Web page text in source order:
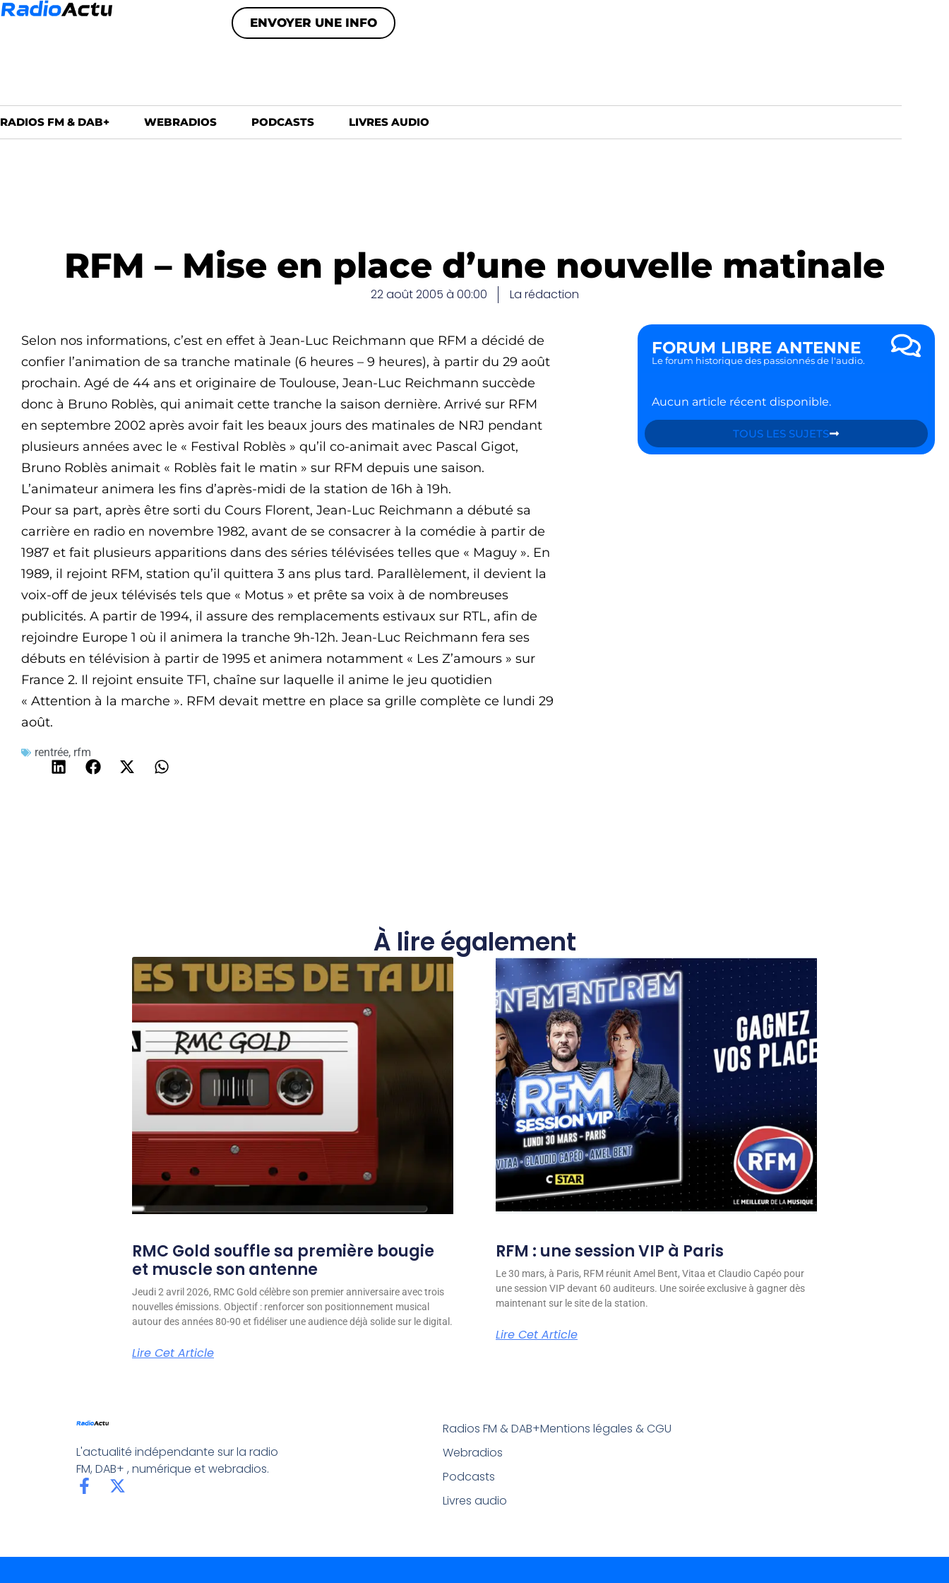
ENVOYER UNE INFO
RADIOS FM & DAB+ WEBRADIOS PODCASTS LIVRES AUDIO
RFM – Mise en place d’une nouvelle matinale
22 août 2005 à 00:00 La rédaction
Selon nos informations, c’est en effet à Jean-Luc Reichmann que RFM a décidé de
confier l’animation de sa tranche matinale (6 heures – 9 heures), à partir du 29 août
prochain. Agé de 44 ans et originaire de Toulouse, Jean-Luc Reichmann succède
donc à Bruno Roblès, qui animait cette tranche la saison dernière. Arrivé sur RFM
en septembre 2002 après avoir fait les beaux jours des matinales de NRJ pendant
plusieurs années avec le « Festival Roblès » qu’il co-animait avec Pascal Gigot,
Bruno Roblès animait « Roblès fait le matin » sur RFM depuis une saison.
L’animateur animera les fins d’après-midi de la station de 16h à 19h.
Pour sa part, après être sorti du Cours Florent, Jean-Luc Reichmann a débuté sa
carrière en radio en novembre 1982, avant de se consacrer à la comédie à partir de
1987 et fait plusieurs apparitions dans des séries télévisées telles que « Maguy ». En
1989, il rejoint RFM, station qu’il quittera 3 ans plus tard. Parallèlement, il devient la
voix-off de jeux télévisés tels que « Motus » et prête sa voix à de nombreuses
publicités. A partir de 1994, il assure des remplacements estivaux sur RTL, afin de
rejoindre Europe 1 où il animera la tranche 9h-12h. Jean-Luc Reichmann fera ses
débuts en télévision à partir de 1995 et animera notamment « Les Z’amours » sur
France 2. Il rejoint ensuite TF1, chaîne sur laquelle il anime le jeu quotidien
« Attention à la marche ». RFM devait mettre en place sa grille complète ce lundi 29
août.
rentrée, rfm
FORUM LIBRE ANTENNE
Le forum historique des passionnés de l'audio.
Aucun article récent disponible.
TOUS LES SUJETS
À lire également
RMC Gold souffle sa première bougie
et muscle son antenne
Jeudi 2 avril 2026, RMC Gold célèbre son premier anniversaire avec trois
nouvelles émissions. Objectif : renforcer son positionnement musical
autour des années 80-90 et fidéliser une audience déjà solide sur le digital.
Lire Cet Article
RFM : une session VIP à Paris
Le 30 mars, à Paris, RFM réunit Amel Bent, Vitaa et Claudio Capéo pour
une session VIP devant 60 auditeurs. Une soirée exclusive à gagner dès
maintenant sur le site de la station.
Lire Cet Article
L'actualité indépendante sur la radio
FM, DAB+ , numérique et webradios.
Radios FM & DAB+
Webradios
Podcasts
Livres audio
Mentions légales & CGU